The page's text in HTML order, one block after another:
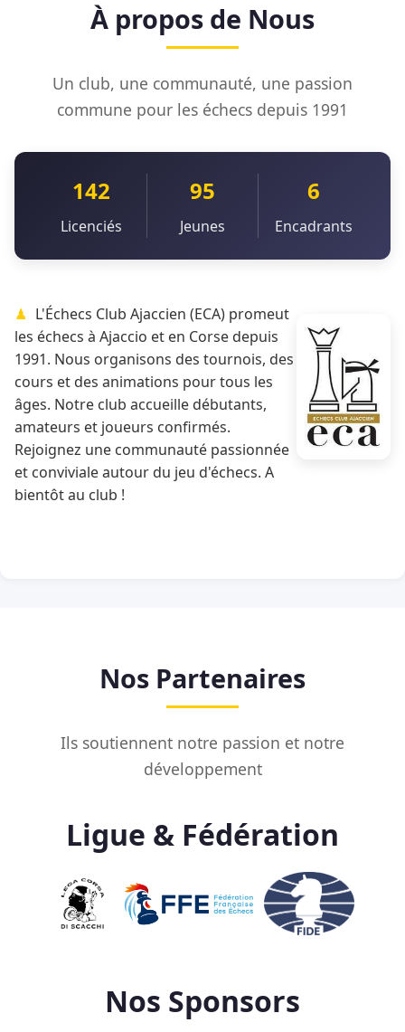
À propos de Nous
Un club, une communauté, une passion
commune pour les échecs depuis 1991
142
Licenciés
95
Jeunes
6
Encadrants
L'Échecs Club Ajaccien (ECA) promeut
les échecs à Ajaccio et en Corse depuis
1991. Nous organisons des tournois, des
cours et des animations pour tous les
âges. Notre club accueille débutants,
amateurs et joueurs confirmés.
Rejoignez une communauté passionnée
et conviviale autour du jeu d'échecs. A
bientôt au club !
Nos Partenaires
Ils soutiennent notre passion et notre
développement
Ligue & Fédération
Nos Sponsors